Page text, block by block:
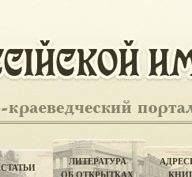
СТАТЬИ
ЛИТЕРАТУРА
ОБ ОТКРЫТКАХ